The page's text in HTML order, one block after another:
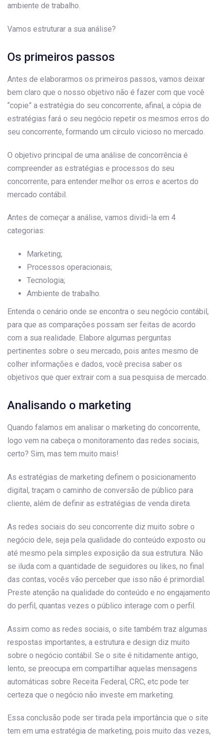
ambiente de trabalho.
Vamos estruturar a sua análise?
Os primeiros passos
Antes de elaborarmos os primeiros passos, vamos deixar
bem claro que o nosso objetivo não é fazer com que você
“copie” a estratégia do seu concorrente, afinal, a cópia de
estratégias fará o seu negócio repetir os mesmos erros do
seu concorrente, formando um círculo vicioso no mercado.
O objetivo principal de uma análise de concorrência é
compreender as estratégias e processos do seu
concorrente, para entender melhor os erros e acertos do
mercado contábil.
Antes de começar a análise, vamos dividi-la em 4
categorias:
Marketing;
Processos operacionais;
Tecnologia;
Ambiente de trabalho.
Entenda o cenário onde se encontra o seu negócio contábil,
para que as comparações possam ser feitas de acordo
com a sua realidade. Elabore algumas perguntas
pertinentes sobre o seu mercado, pois antes mesmo de
colher informações e dados, você precisa saber os
objetivos que quer extrair com a sua pesquisa de mercado.
Analisando o marketing
Quando falamos em analisar o marketing do concorrente,
logo vem na cabeça o monitoramento das redes sociais,
certo? Sim, mas tem muito mais!
As estratégias de marketing definem o posicionamento
digital, traçam o caminho de conversão de público para
cliente, além de definir as estratégias de venda direta.
As redes sociais do seu concorrente diz muito sobre o
negócio dele, seja pela qualidade do conteúdo exposto ou
até mesmo pela simples exposição da sua estrutura. Não
se iluda com a quantidade de seguidores ou likes, no final
das contas, vocês vão perceber que isso não é primordial.
Preste atenção na qualidade do conteúdo e no engajamento
do perfil, quantas vezes o público interage com o perfil.
Assim como as redes sociais, o site também traz algumas
respostas importantes, a estrutura e design diz muito
sobre o negócio contábil. Se o site é nitidamente antigo,
lento, se preocupa em compartilhar aquelas mensagens
automáticas sobre Receita Federal, CRC, etc pode ter
certeza que o negócio não investe em marketing.
Essa conclusão pode ser tirada pela importância que o site
tem em uma estratégia de marketing, pois muito das vezes,